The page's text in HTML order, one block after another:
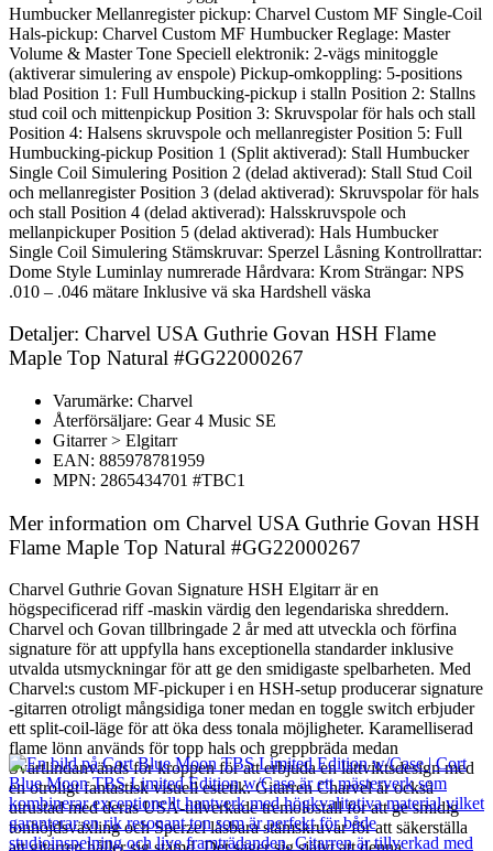
Humbucker Mellanregister pickup: Charvel Custom MF Single-Coil
Hals-pickup: Charvel Custom MF Humbucker Reglage: Master
Volume & Master Tone Speciell elektronik: 2-vägs minitoggle
(aktiverar simulering av enspole) Pickup-omkoppling: 5-positions
blad Position 1: Full Humbucking-pickup i stalln Position 2: Stallns
stud coil och mittenpickup Position 3: Skruvspolar för hals och stall
Position 4: Halsens skruvspole och mellanregister Position 5: Full
Humbucking-pickup Position 1 (Split aktiverad): Stall Humbucker
Single Coil Simulering Position 2 (delad aktiverad): Stall Stud Coil
och mellanregister Position 3 (delad aktiverad): Skruvspolar för hals
och stall Position 4 (delad aktiverad): Halsskruvspole och
mellanpickuper Position 5 (delad aktiverad): Hals Humbucker
Single Coil Simulering Stämskruvar: Sperzel Låsning Kontrollrattar:
Dome Style Luminlay numrerade Hårdvara: Krom Strängar: NPS
.010 – .046 mätare Inklusive vä ska Hardshell väska
Detaljer: Charvel USA Guthrie Govan HSH Flame
Maple Top Natural #GG22000267
Varumärke: Charvel
Återförsäljare: Gear 4 Music SE
Gitarrer > Elgitarr
EAN: 885978781959
MPN: 2865434701 #TBC1
Mer information om Charvel USA Guthrie Govan HSH
Flame Maple Top Natural #GG22000267
Charvel Guthrie Govan Signature HSH Elgitarr är en
högspecificerad riff -maskin värdig den legendariska shreddern.
Charvel och Govan tillbringade 2 år med att utveckla och förfina
signature för att uppfylla hans exceptionella standarder inklusive
utvalda utsmyckningar för att ge den smidigaste spelbarheten. Med
Charvel:s custom MF-pickuper i en HSH-setup producerar signature
-gitarren otroligt mångsidiga toner medan en toggle switch erbjuder
ett split-coil-läge för att öka dess tonala möjligheter. Karamelliserad
flame lönn används för topp hals och greppbräda medan
Svartlindanvänds för kroppen för att erbjuda en lättviktsdesign med
en otroligt fantastisk visuell estetik. Gitarren Charvel är också
utrustad med deras USA-tillverkade tremolostall för att ge smidig
tonhöjdsväxling och Sperzel låsbara stämskruvar för att säkerställa